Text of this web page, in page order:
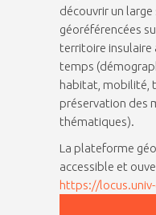
découvrir un
géoréférencées
territoire insulaire
temps
habitat, mobilité,
préservation des
thématiques).
La plateforme
accessible et
https://